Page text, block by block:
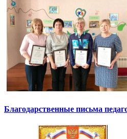
Благодарственные письма